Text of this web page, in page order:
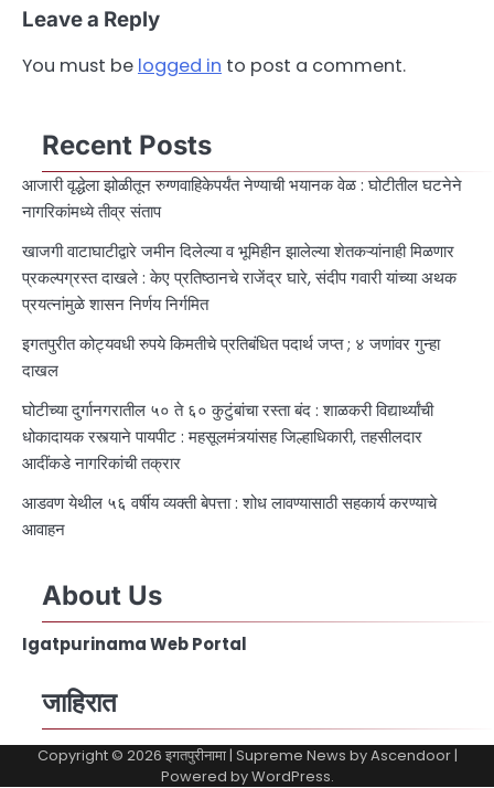
Leave a Reply
You must be logged in to post a comment.
Recent Posts
आजारी वृद्धेला झोळीतून रुग्णवाहिकेपर्यंत नेण्याची भयानक वेळ : घोटीतील घटनेने
नागरिकांमध्ये तीव्र संताप
खाजगी वाटाघाटीद्वारे जमीन दिलेल्या व भूमिहीन झालेल्या शेतकऱ्यांनाही मिळणार
प्रकल्पग्रस्त दाखले : केए प्रतिष्ठानचे राजेंद्र घारे, संदीप गवारी यांच्या अथक
प्रयत्नांमुळे शासन निर्णय निर्गमित
इगतपुरीत कोट्यवधी रुपये किमतीचे प्रतिबंधित पदार्थ जप्त ; ४ जणांवर गुन्हा
दाखल
घोटीच्या दुर्गानगरातील ५० ते ६० कुटुंबांचा रस्ता बंद : शाळकरी विद्यार्थ्यांची
धोकादायक रस्त्याने पायपीट : महसूलमंत्र्यांसह जिल्हाधिकारी, तहसीलदार
आदींकडे नागरिकांची तक्रार
आडवण येथील ५६ वर्षीय व्यक्ती बेपत्ता : शोध लावण्यासाठी सहकार्य करण्याचे
आवाहन
About Us
Igatpurinama Web Portal
जाहिरात
Copyright © 2026 इगतपुरीनामा| Supreme News byAscendoor|
Powered byWordPress.